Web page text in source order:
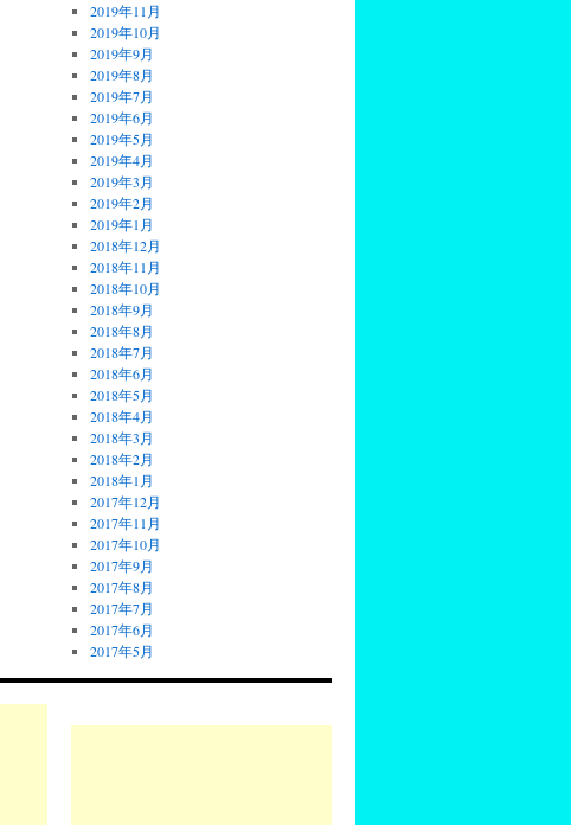
2019年11月
2019年10月
2019年9月
2019年8月
2019年7月
2019年6月
2019年5月
2019年4月
2019年3月
2019年2月
2019年1月
2018年12月
2018年11月
2018年10月
2018年9月
2018年8月
2018年7月
2018年6月
2018年5月
2018年4月
2018年3月
2018年2月
2018年1月
2017年12月
2017年11月
2017年10月
2017年9月
2017年8月
2017年7月
2017年6月
2017年5月